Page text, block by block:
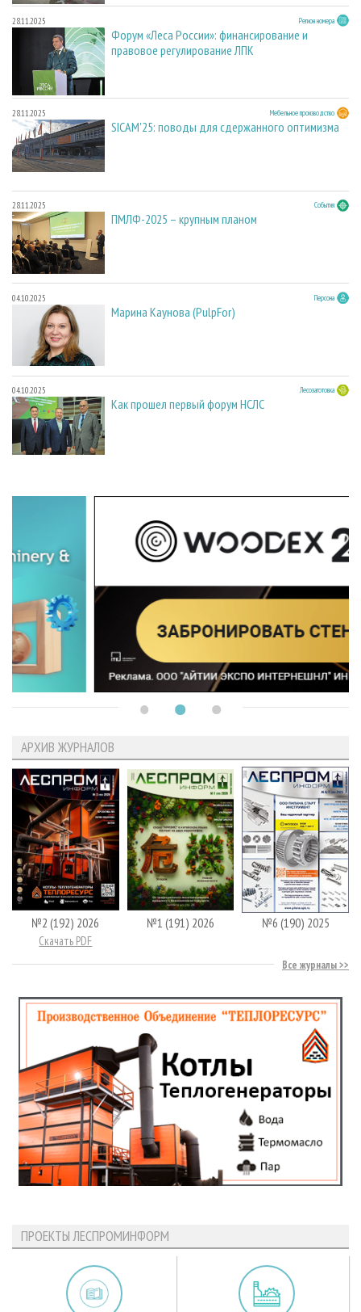
28.11.2025 Регион номера
Форум «Леса России»: финансирование и
правовое регулирование ЛПК
28.11.2025 Мебельное производство
SICAM'25: поводы для сдержанного оптимизма
28.11.2025 События
ПМЛФ-2025 – крупным планом
04.10.2025 Персона
Марина Каунова (PulpFor)
04.10.2025 Лесозаготовка
Как прошел первый форум НСЛС
АРХИВ ЖУРНАЛОВ
№2 (192) 2026
Скачать PDF
№1 (191) 2026 №6 (190) 2025
Все журналы
ПРОЕКТЫ ЛЕСПРОМИНФОРМ